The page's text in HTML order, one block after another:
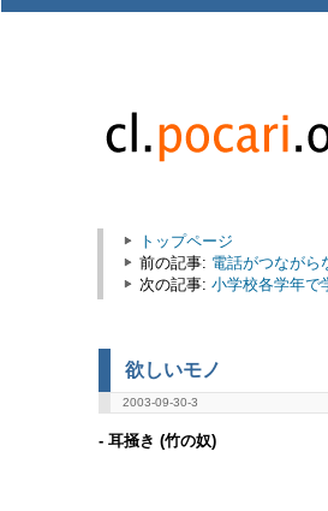
トップページ
前の記事: 電話がつながら
次の記事: 小学校各学年で
欲しいモノ
2003-09-30-3
- 耳掻き (竹の奴)